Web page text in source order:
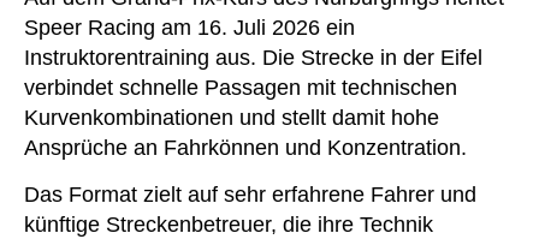
Speer Racing am 16. Juli 2026 ein
Instruktorentraining aus. Die Strecke in der Eifel
verbindet schnelle Passagen mit technischen
Kurvenkombinationen und stellt damit hohe
Ansprüche an Fahrkönnen und Konzentration.
Das Format zielt auf sehr erfahrene Fahrer und
künftige Streckenbetreuer, die ihre Technik